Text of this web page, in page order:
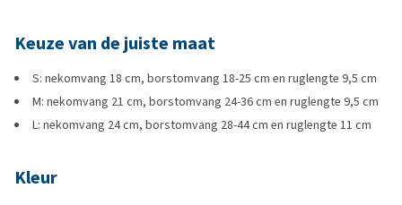
Keuze van de juiste maat
S: nekomvang 18 cm, borstomvang 18-25 cm en ruglengte 9,5 cm
M: nekomvang 21 cm, borstomvang 24-36 cm en ruglengte 9,5 cm
L: nekomvang 24 cm, borstomvang 28-44 cm en ruglengte 11 cm
Kleur